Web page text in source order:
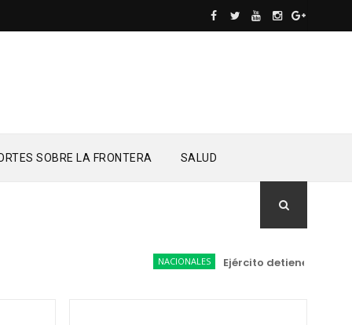
SOBRE LA FRONTERA SALUD
NACIONALES Ejército detiene a